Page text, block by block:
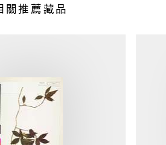
關推薦藏品